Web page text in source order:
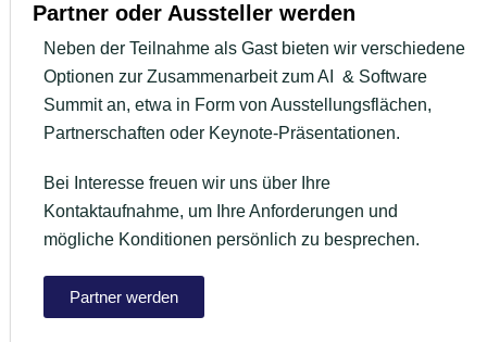
Partner oder Aussteller werden
Neben der Teilnahme als Gast bieten wir verschiedene
Optionen zur Zusammenarbeit zum AI & Software
Summit an, etwa in Form von Ausstellungsflächen,
Partnerschaften oder Keynote-Präsentationen.
Bei Interesse freuen wir uns über Ihre
Kontaktaufnahme, um Ihre Anforderungen und
mögliche Konditionen persönlich zu besprechen.
Partner werden